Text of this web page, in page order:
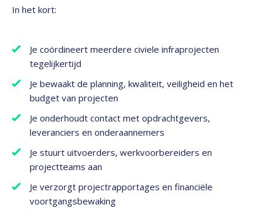
In het kort:
Je coördineert meerdere civiele infraprojecten
tegelijkertijd
Je bewaakt de planning, kwaliteit, veiligheid en het
budget van projecten
Je onderhoudt contact met opdrachtgevers,
leveranciers en onderaannemers
Je stuurt uitvoerders, werkvoorbereiders en
projectteams aan
Je verzorgt projectrapportages en financiële
voortgangsbewaking